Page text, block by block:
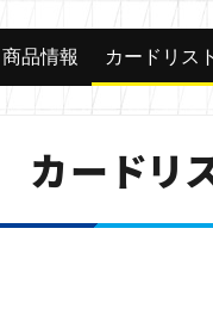
商品情報 カードリスト
カードリ